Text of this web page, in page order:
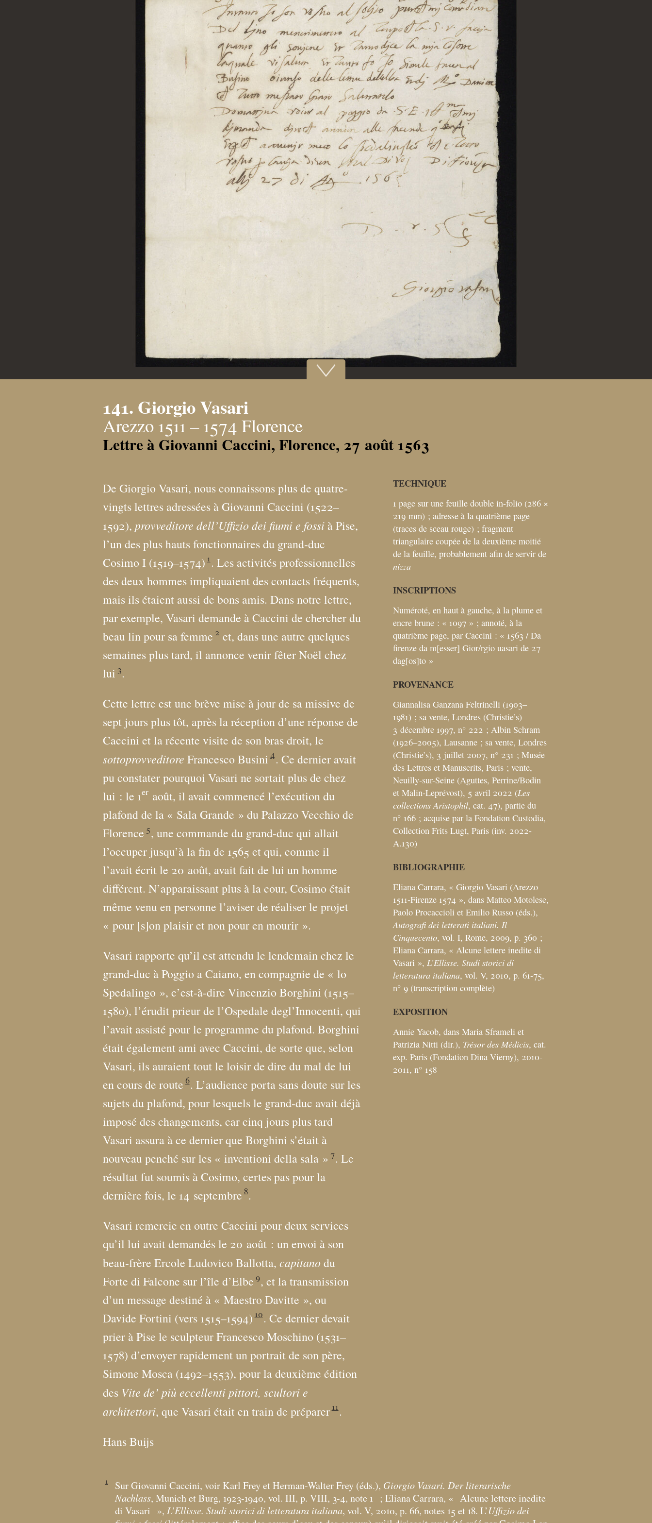
141. Giorgio Vasari
Arezzo 1511 – 1574 Florence
Lettre à Giovanni Caccini, Florence, 27 août 1563
De Giorgio Vasari, nous connaissons plus de quatre-
vingts lettres adressées à Giovanni Caccini (1522–
1592), provveditore dell’Uffizio dei fiumi e fossi à Pise,
l’un des plus hauts fonctionnaires du grand-duc
Cosimo I (1519–1574) 1. Les activités professionnelles
des deux hommes impliquaient des contacts fréquents,
mais ils étaient aussi de bons amis. Dans notre lettre,
par exemple, Vasari demande à Caccini de chercher du
beau lin pour sa femme 2 et, dans une autre quelques
semaines plus tard, il annonce venir fêter Noël chez
lui 3.
Cette lettre est une brève mise à jour de sa missive de
sept jours plus tôt, après la réception d’une réponse de
Caccini et la récente visite de son bras droit, le
sottoprovveditore Francesco Busini 4. Ce dernier avait
pu constater pourquoi Vasari ne sortait plus de chez
lui : le 1er août, il avait commencé l’exécution du
plafond de la « Sala Grande » du Palazzo Vecchio de
Florence 5, une commande du grand-duc qui allait
l’occuper jusqu’à la fin de 1565 et qui, comme il
l’avait écrit le 20 août, avait fait de lui un homme
différent. N’apparaissant plus à la cour, Cosimo était
même venu en personne l’aviser de réaliser le projet
« pour [s]on plaisir et non pour en mourir ».
Vasari rapporte qu’il est attendu le lendemain chez le
grand-duc à Poggio a Caiano, en compagnie de « lo
Spedalingo », c’est-à-dire Vincenzio Borghini (1515–
1580), l’érudit prieur de l’Ospedale degl’Innocenti, qui
l’avait assisté pour le programme du plafond. Borghini
était également ami avec Caccini, de sorte que, selon
Vasari, ils auraient tout le loisir de dire du mal de lui
en cours de route 6. L’audience porta sans doute sur les
sujets du plafond, pour lesquels le grand-duc avait déjà
imposé des changements, car cinq jours plus tard
Vasari assura à ce dernier que Borghini s’était à
nouveau penché sur les « inventioni della sala » 7. Le
résultat fut soumis à Cosimo, certes pas pour la
dernière fois, le 14 septembre 8.
Vasari remercie en outre Caccini pour deux services
qu’il lui avait demandés le 20 août : un envoi à son
beau-frère Ercole Ludovico Ballotta, capitano du
Forte di Falcone sur l’île d’Elbe 9, et la transmission
d’un message destiné à « Maestro Davitte », ou
Davide Fortini (vers 1515–1594) 10. Ce dernier devait
prier à Pise le sculpteur Francesco Moschino (1531–
1578) d’envoyer rapidement un portrait de son père,
Simone Mosca (1492–1553), pour la deuxième édition
des Vite de’ più eccellenti pittori, scultori e
architettori, que Vasari était en train de préparer 11.
Hans Buijs
TECHNIQUE
1 page sur une feuille double in-folio (286 ×
219 mm) ; adresse à la quatrième page
(traces de sceau rouge) ; fragment
triangulaire coupée de la deuxième moitié
de la feuille, probablement afin de servir de
nizza
INSCRIPTIONS
Numéroté, en haut à gauche, à la plume et
encre brune : « 1097 » ; annoté, à la
quatrième page, par Caccini : « 1563 / Da
firenze da m[esser] Gior/rgio uasari de 27
dag[os]to »
PROVENANCE
Giannalisa Ganzana Feltrinelli (1903–
1981) ; sa vente, Londres (Christie’s)
3 décembre 1997, n° 222 ; Albin Schram
(1926–2005), Lausanne ; sa vente, Londres
(Christie’s), 3 juillet 2007, n° 231 ; Musée
des Lettres et Manuscrits, Paris ; vente,
Neuilly-sur-Seine (Aguttes, Perrine/Bodin
et Malin-Leprévost), 5 avril 2022 (Les
collections Aristophil, cat. 47), partie du
n° 166 ; acquise par la Fondation Custodia,
Collection Frits Lugt, Paris (inv. 2022-
A.130)
BIBLIOGRAPHIE
Eliana Carrara, « Giorgio Vasari (Arezzo
1511-Firenze 1574 », dans Matteo Motolese,
Paolo Procaccioli et Emilio Russo (éds.),
Autografi dei letterati italiani. Il
Cinquecento, vol. I, Rome, 2009, p. 360 ;
Eliana Carrara, « Alcune lettere inedite di
Vasari », L’Ellisse. Studi storici di
letteratura italiana, vol. V, 2010, p. 61-75,
n° 9 (transcription complète)
EXPOSITION
Annie Yacob, dans Maria Sframeli et
Patrizia Nitti (dir.), Trésor des Médicis, cat.
exp. Paris (Fondation Dina Vierny), 2010-
2011, n° 158
1 Sur Giovanni Caccini, voir Karl Frey et Herman-Walter Frey (éds.), Giorgio Vasari. Der literarische
Nachlass, Munich et Burg, 1923-1940, vol. III, p. VIII, 3-4, note 1 ; Eliana Carrara, « Alcune lettere inedite
di Vasari », L’Ellisse. Studi storici di letteratura italiana, vol. V, 2010, p. 66, notes 15 et 18. L’Uffizio dei